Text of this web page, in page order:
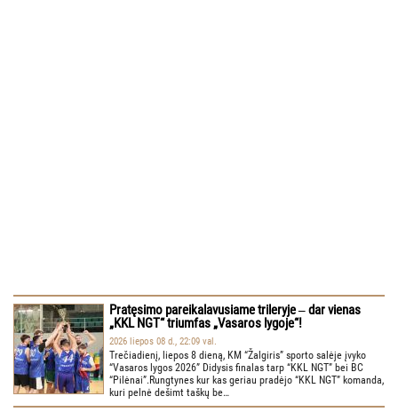
Pratęsimo pareikalavusiame trileryje ‒ dar vienas
„KKL NGT“ triumfas „Vasaros lygoje“!
2026 liepos 08 d., 22:09 val.
Trečiadienį, liepos 8 dieną, KM “Žalgiris” sporto salėje įvyko
“Vasaros lygos 2026” Didysis finalas tarp “KKL NGT” bei BC
“Pilėnai”.Rungtynes kur kas geriau pradėjo “KKL NGT” komanda,
kuri pelnė dešimt taškų be…